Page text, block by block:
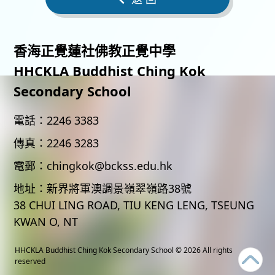
香海正覺蓮社佛教正覺中學
HHCKLA Buddhist Ching Kok
Secondary School
電話： 2246 3383
傳真： 2246 3283
電郵： chingkok@bckss.edu.hk
地址： 新界將軍澳調景嶺翠嶺路38號
38 CHUI LING ROAD, TIU KENG LENG, TSEUNG
KWAN O, NT
HHCKLA Buddhist Ching Kok Secondary School © 2026 All rights
reserved